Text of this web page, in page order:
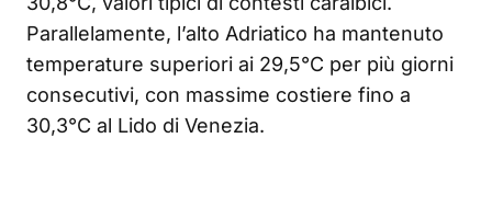
Parallelamente, l’alto Adriatico ha mantenuto
temperature superiori ai 29,5°C per più giorni
consecutivi, con massime costiere fino a
30,3°C al Lido di Venezia.